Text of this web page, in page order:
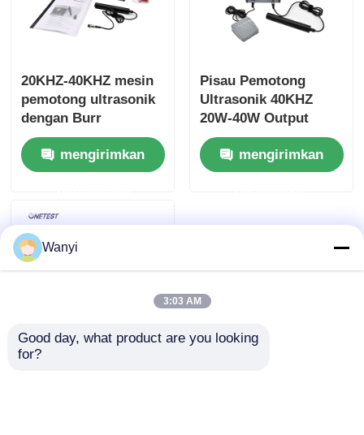
20KHZ-40KHZ mesin
pemotong ultrasonik
dengan Burr
Perawatan bahan
Toner Klemmengirimkan
Pisau Pemotong
Ultrasonik 40KHZ
20W-40W Output
AC100V-240V
mengirimkan
Wanyi
3:03 AM
Good day, what product are you looking
for?